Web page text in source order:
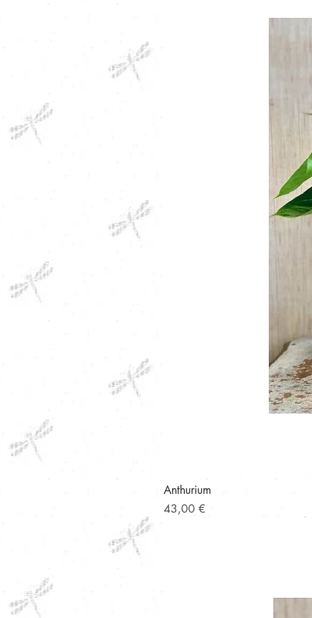
Anthurium
Precio
43,00 €